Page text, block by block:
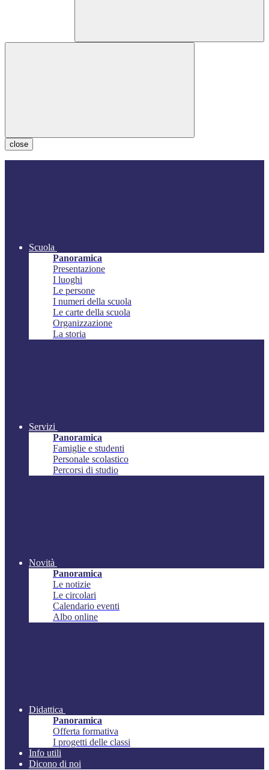
close
Scuola
Panoramica
Presentazione
I luoghi
Le persone
I numeri della scuola
Le carte della scuola
Organizzazione
La storia
Servizi
Panoramica
Famiglie e studenti
Personale scolastico
Percorsi di studio
Novità
Panoramica
Le notizie
Le circolari
Calendario eventi
Albo online
Didattica
Panoramica
Offerta formativa
I progetti delle classi
Info utili
Dicono di noi